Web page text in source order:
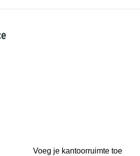
Voeg je kantoorruimte toe